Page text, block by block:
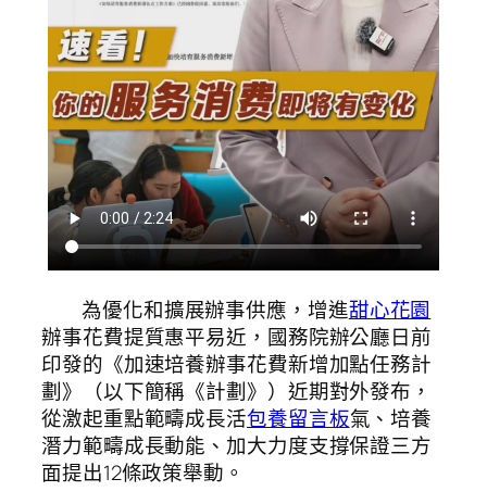
為優化和擴展辦事供應，增進甜心花園
辦事花費提質惠平易近，國務院辦公廳日前
印發的《加速培養辦事花費新增加點任務計
劃》（以下簡稱《計劃》）近期對外發布，
從激起重點範疇成長活包養留言板氣、培養
潛力範疇成長動能、加大力度支撐保證三方
面提出12條政策舉動。